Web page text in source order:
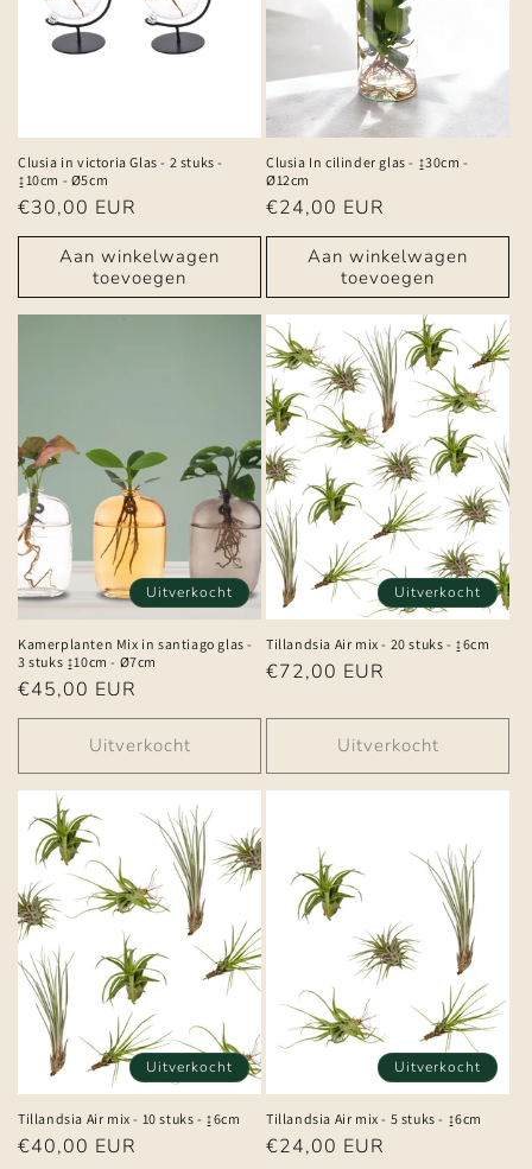
Clusia in victoria Glas - 2 stuks -
↨10cm - Ø5cm
Normale
prijs
€30,00 EUR
Aan winkelwagen
toevoegen
Clusia In cilinder glas - ↨30cm -
Ø12cm
Normale
prijs
€24,00 EUR
Aan winkelwagen
toevoegen
Uitverkocht
Kamerplanten Mix in santiago glas -
3 stuks ↨10cm - Ø7cm
Normale
prijs
€45,00 EUR
Uitverkocht
Uitverkocht
Tillandsia Air mix - 20 stuks - ↨6cm
Normale
€72,00 EUR
Uitverkocht
Uitverkocht
Tillandsia Air mix - 10 stuks - ↨6cm
Normale
€40,00 EUR
Uitverkocht
Tillandsia Air mix - 5 stuks - ↨6cm
Normale
€24,00 EUR